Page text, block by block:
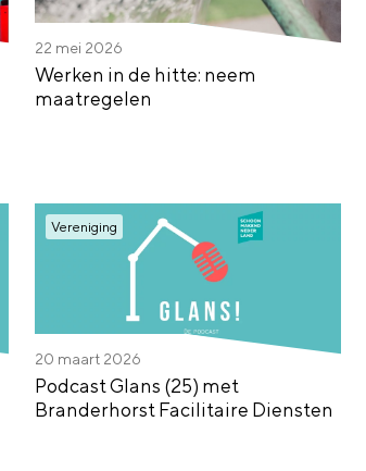
22 mei 2026
Werken in de hitte: neem
maatregelen
Vereniging
20 maart 2026
Podcast Glans (25) met
Branderhorst Facilitaire Diensten